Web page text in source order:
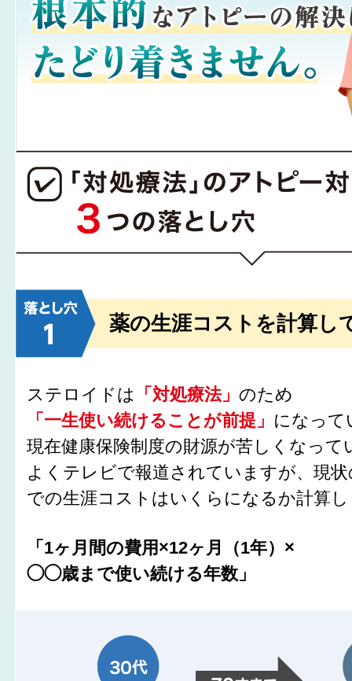
薬の生涯コストを計算し
ステロイドは 「対処療法」のため
「一生使い続けることが前提」 になって
現在健康保険制度の財源が苦しくなって
よくテレビで報道されていますが、現
での生涯コストはいくらになるか計算
「1ヶ月間の費用×12ヶ月（1年）×
◯◯歳まで使い続ける年数」